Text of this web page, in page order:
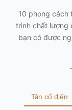
10 phong cách
trình chất lượng
bạn có được
Tân cổ điển